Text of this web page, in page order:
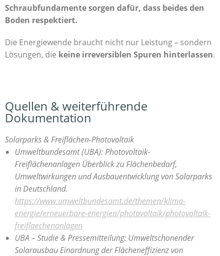
Schraubfundamente sorgen dafür, dass beides den
Boden respektiert.
Die Energiewende braucht nicht nur Leistung – sondern
Lösungen, die keine irreversiblen Spuren hinterlassen.
Quellen & weiterführende
Dokumentation
Solarparks & Freiflächen-Photovoltaik
Umweltbundesamt (UBA): Photovoltaik-
Freiflächenanlagen Überblick zu Flächenbedarf,
Umweltwirkungen und Ausbauentwicklung von Solarparks
in Deutschland.
https://www.umweltbundesamt.de/themen/klima-
energie/erneuerbare-energien/photovoltaik/photovoltaik-
freiflaechenanlagen
UBA – Studie & Pressemitteilung: Umweltschonender
SolarausbauEinordnung der Flächeneffizienz von